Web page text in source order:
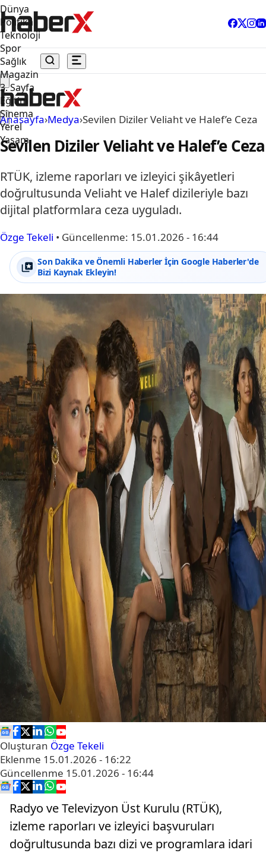
Dünya
Politika
Teknoloji
Spor
Sağlık
Magazin
3. Sayfa
Eğitim
Sinema
Yerel
Yaşam
Anasayfa›Medya›Sevilen Diziler Veliaht ve Halef’e Ceza
Sevilen Diziler Veliaht ve Halef’e Ceza
RTÜK, izleme raporları ve izleyici şikâyetleri
doğrultusunda Veliaht ve Halef dizileriyle bazı
dijital platformlara ceza uyguladı.
Özge Tekeli • Güncellenme: 15.01.2026 - 16:44
Son Dakika ve Önemli Haberler İçin Google Haberler'de
Bizi Kaynak Ekleyin!
Oluşturan Özge Tekeli
Eklenme 15.01.2026 - 16:22
Güncellenme 15.01.2026 - 16:44
Radyo ve Televizyon Üst Kurulu (RTÜK),
izleme raporları ve izleyici başvuruları
doğrultusunda bazı dizi ve programlara idari